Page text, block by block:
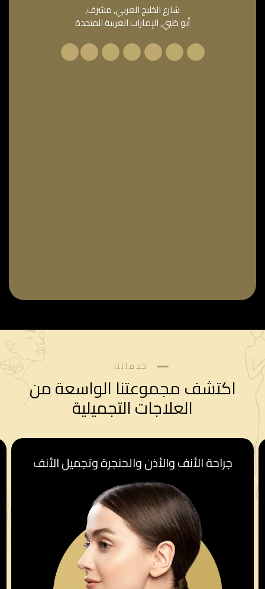
شارع الخليج العربي, مشرف,
أبو ظبي, الإمارات العربية المتحدة
خدماتنا
اكتشف مجموعتنا الواسعة من
العلاجات التجميلية
قسم أمراض النساء والولادة